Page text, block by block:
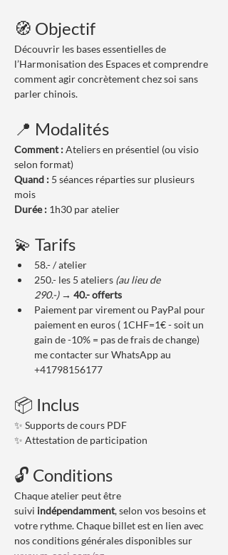
🧭 Objectif
Découvrir les bases essentielles de
l’Harmonisation des Espaces et comprendre
comment agir concrètement chez soi sans
parler chinois.
📍 Modalités
Comment : Ateliers en présentiel (ou visio
selon format)
Quand : 5 séances réparties sur plusieurs
mois
Durée : 1h30 par atelier
💫 Tarifs
58.- / atelier
250.- les 5 ateliers (au lieu de
290.-) → 40.- offerts
Paiement par virement ou PayPal pour
paiement en euros ( 1CHF=1€ - soit un
gain de -10% = pas de frais de change)
me contacter sur WhatsApp au
+41798156177
📦 Inclus
✨ Supports de cours PDF
✨ Attestation de participation
🔓 Conditions
Chaque atelier peut être
suivi indépendamment, selon vos besoins et
votre rythme. Chaque billet est en lien avec
nos conditions générales disponibles sur